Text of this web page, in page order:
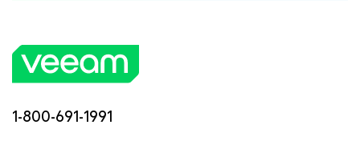
1-800-691-1991